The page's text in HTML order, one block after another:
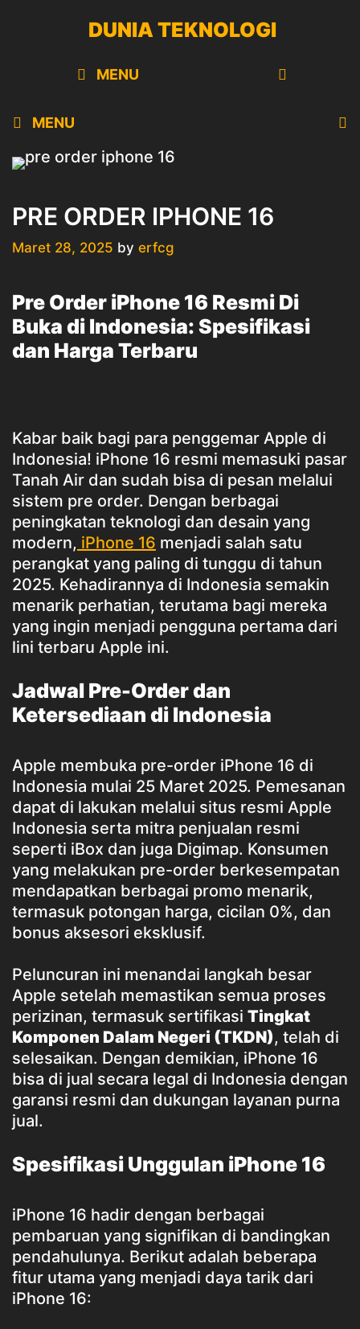
DUNIA TEKNOLOGI
MENU
MENU
PRE ORDER IPHONE 16
Maret 28, 2025 by erfcg
Pre Order iPhone 16 Resmi Di
Buka di Indonesia: Spesifikasi
dan Harga Terbaru
Kabar baik bagi para penggemar Apple di
Indonesia! iPhone 16 resmi memasuki pasar
Tanah Air dan sudah bisa di pesan melalui
sistem pre order. Dengan berbagai
peningkatan teknologi dan desain yang
modern, iPhone 16 menjadi salah satu
perangkat yang paling di tunggu di tahun
2025. Kehadirannya di Indonesia semakin
menarik perhatian, terutama bagi mereka
yang ingin menjadi pengguna pertama dari
lini terbaru Apple ini.
Jadwal Pre-Order dan
Ketersediaan di Indonesia
Apple membuka pre-order iPhone 16 di
Indonesia mulai 25 Maret 2025. Pemesanan
dapat di lakukan melalui situs resmi Apple
Indonesia serta mitra penjualan resmi
seperti iBox dan juga Digimap. Konsumen
yang melakukan pre-order berkesempatan
mendapatkan berbagai promo menarik,
termasuk potongan harga, cicilan 0%, dan
bonus aksesori eksklusif.
Peluncuran ini menandai langkah besar
Apple setelah memastikan semua proses
perizinan, termasuk sertifikasi Tingkat
Komponen Dalam Negeri (TKDN), telah di
selesaikan. Dengan demikian, iPhone 16
bisa di jual secara legal di Indonesia dengan
garansi resmi dan dukungan layanan purna
jual.
Spesifikasi Unggulan iPhone 16
iPhone 16 hadir dengan berbagai
pembaruan yang signifikan di bandingkan
pendahulunya. Berikut adalah beberapa
fitur utama yang menjadi daya tarik dari
iPhone 16: